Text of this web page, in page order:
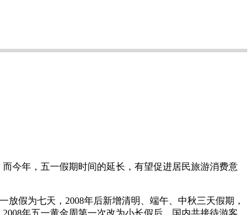
今年，五一假期时间的延长，有望促进居民旅游消费意
放假为七天，2008年后新增清明、端午、中秋三天假期，
年五一黄金周第一次改为小长假后，国内共接待游客